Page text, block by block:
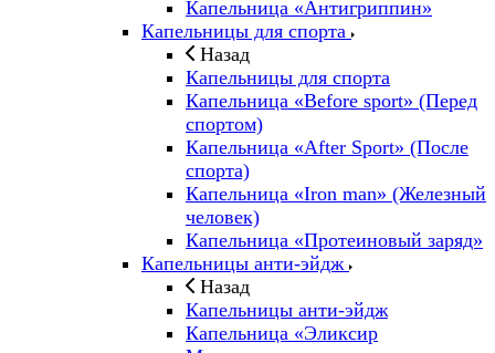
Капельница «Антигриппин»
Капельницы для спорта
Назад
Капельницы для спорта
Капельница «Before sport» (Перед
спортом)
Капельница «After Sport» (После
спорта)
Капельница «Iron man» (Железный
человек)
Капельница «Протеиновый заряд»
Капельницы анти-эйдж
Назад
Капельницы анти-эйдж
Капельница «Эликсир